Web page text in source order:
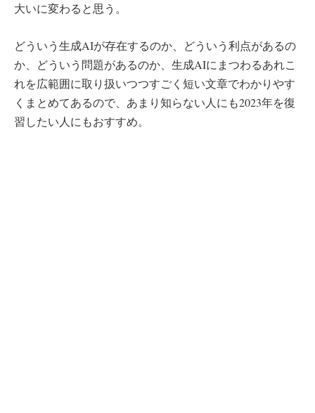
大いに変わると思う。
どういう生成AIが存在するのか、どういう利点があるの
か、どういう問題があるのか、生成AIにまつわるあれこ
れを広範囲に取り扱いつつすごく短い文章でわかりやす
くまとめてあるので、あまり知らない人にも2023年を復
習したい人にもおすすめ。